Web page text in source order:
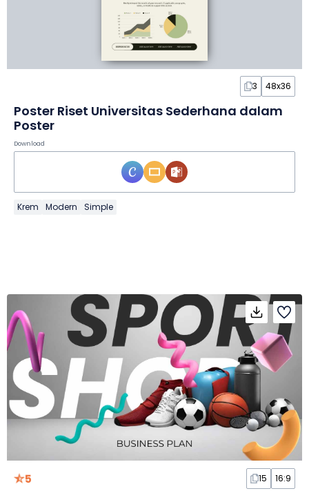
3 48x36
Poster Riset Universitas Sederhana dalam
Poster
Download
Krem Modern Simple
5 15 16:9